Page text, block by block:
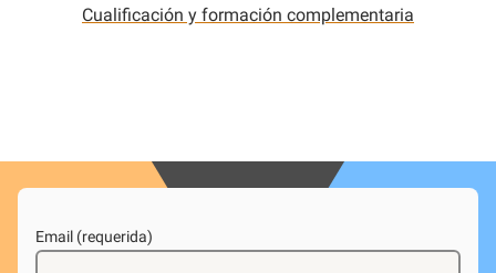
Cualificación y formación complementaria
Email (requerida)